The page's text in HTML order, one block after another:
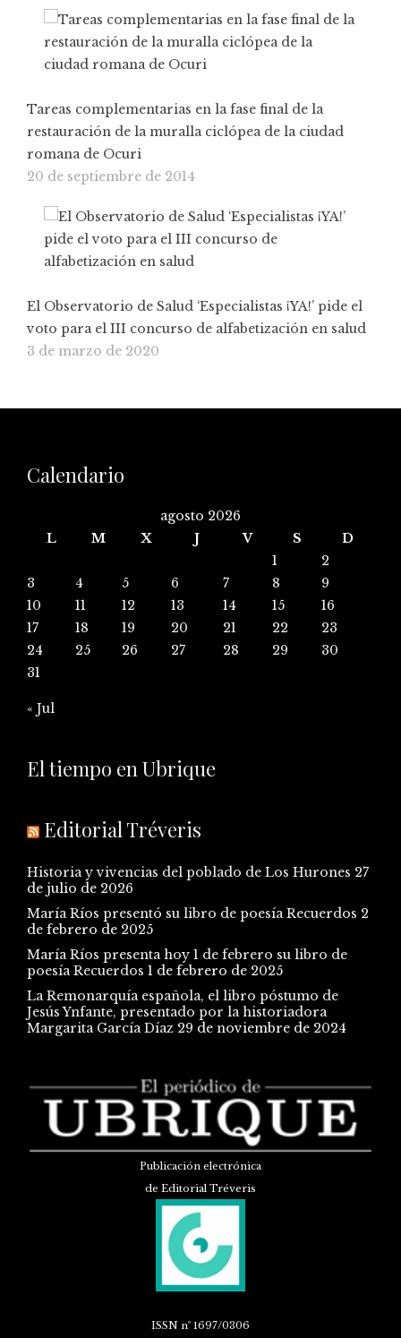
Tareas complementarias en la fase final de la
restauración de la muralla ciclópea de la ciudad
romana de Ocuri
20 de septiembre de 2014
El Observatorio de Salud ‘Especialistas ¡YA!’ pide el
voto para el III concurso de alfabetización en salud
3 de marzo de 2020
Calendario
agosto 2026
L
M X J V S
D
1
2
3
4 5 6 7 8
9
10
11 12 13 14 15
16
17
18 19 20 21 22
23
24
25 26 27 28 29
30
31
« Jul
El tiempo en Ubrique
Editorial Tréveris
Historia y vivencias del poblado de Los Hurones 27
de julio de 2026
María Ríos presentó su libro de poesía Recuerdos 2
de febrero de 2025
María Ríos presenta hoy 1 de febrero su libro de
poesía Recuerdos 1 de febrero de 2025
La Remonarquía española, el libro póstumo de
Jesús Ynfante, presentado por la historiadora
Margarita García Díaz 29 de noviembre de 2024
Publicación electrónica
de Editorial Tréveris
ISSN nº 1697/0306